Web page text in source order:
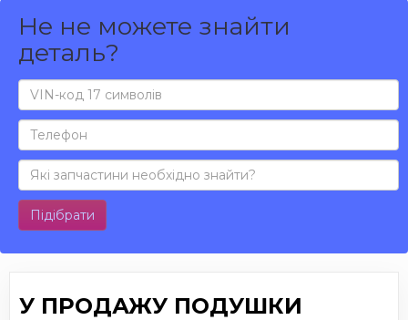
Не не можете знайти
деталь?
Підібрати
У ПРОДАЖУ ПОДУШКИ